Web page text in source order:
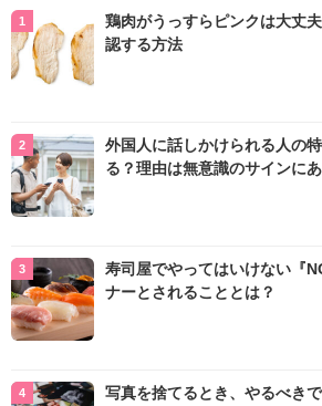
鶏肉がうっすらピンクは大丈
認する方法
外国人に話しかけられる人の
る？理由は無意識のサインにあ
寿司屋でやってはいけない『
ナーとされることとは？
写真を捨てるとき、やるべき